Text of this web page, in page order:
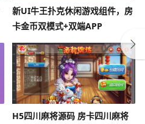
新UI牛王扑克休闲游戏组件，房
卡金币双模式+双端APP
H5四川麻将源码 房卡四川麻将